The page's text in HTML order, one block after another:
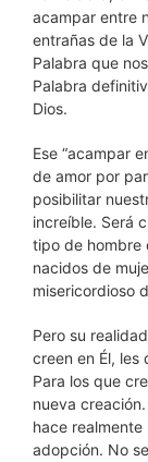
acampar entre
entrañas de la
Palabra que
Palabra
Dios.
Ese “acampar
de amor por
posibilitar
increíble. Será
tipo de hombre
nacidos de
misericordioso
Pero su
creen en Él, les
Para los que
nueva
hace
adopción. No